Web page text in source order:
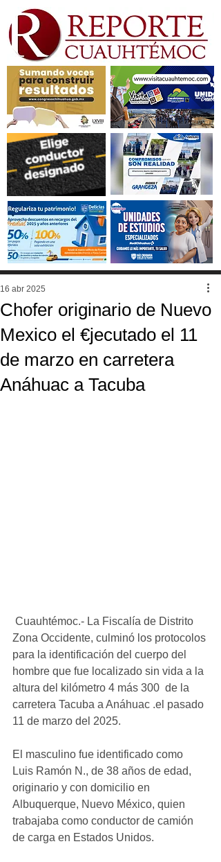
Chofer originario de Nuevo
Mexico el €jecutado el 11
de marzo en carretera
Anáhuac a Tacuba
16 abr 2025
Cuauhtémoc.- La Fiscalía de Distrito
Zona Occidente, culminó los protocolos
para la identificación del cuerpo del
hombre que fue localizado sin vida a la
altura del kilómetro 4 más 300  de la
carretera Tacuba a Anáhuac .el pasado
11 de marzo del 2025.
El masculino fue identificado como
Luis Ramón N., de 38 años de edad,
originario y con domicilio en
Albuquerque, Nuevo México, quien
trabajaba como conductor de camión
de carga en Estados Unidos.